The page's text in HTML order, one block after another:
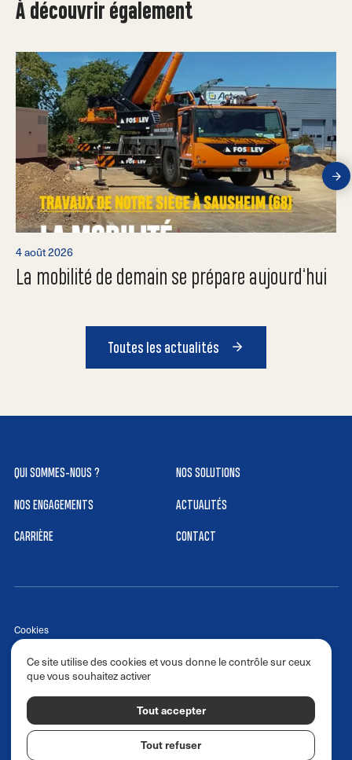
À découvrir également
4 août 2026
La mobilité de demain se prépare aujourd’hui
Toutes les actualités
QUI SOMMES-NOUS ? NOS SOLUTIONS
NOS ENGAGEMENTS ACTUALITÉS
CARRIÈRE CONTACT
Cookies
Réalisé par izhak.fr
Politique de confidentialité
Suivez-nous @transportportmann sur :
Ce site utilise des cookies et vous donne le contrôle sur ceux
que vous souhaitez activer
Tout accepter
Tout refuser